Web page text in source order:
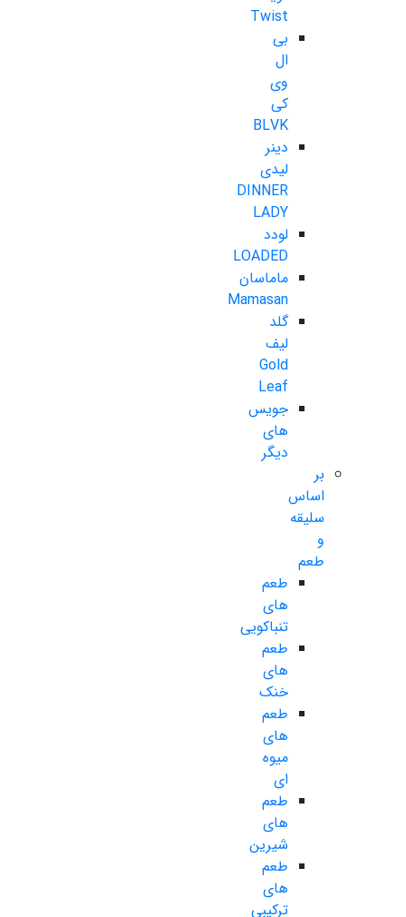
Twist
بی
ال
وی
کی
BLVK
دینر
لیدی
DINNER
LADY
لودد
LOADED
ماماسان
Mamasan
گلد
لیف
Gold
Leaf
جویس
های
دیگر
بر
اساس
سلیقه
و
طعم
طعم
های
تنباکویی
طعم
های
خنک
طعم
های
میوه
ای
طعم
های
شیرین
طعم
های
ترکیبی